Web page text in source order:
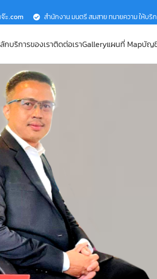
ะ.com สำนักงาน มนตรี สมสาย ทนายความ ให้บ
กบริการของเราติดต่อเราGalleryแผนที่ Mapบัญชี